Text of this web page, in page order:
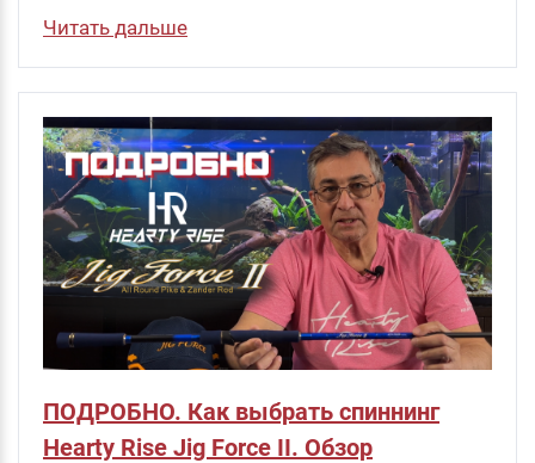
Читать дальше
ПОДРОБНО. Как выбрать спиннинг
Hearty Rise Jig Force II. Обзор